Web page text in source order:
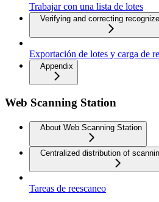
Trabajar con una lista de lotes
Verifying and correcting
Exportación de lotes y carga de
Appendix
Web Scanning Station
About Web Scanning Station
Centralized distribution of
Tareas de reescaneo